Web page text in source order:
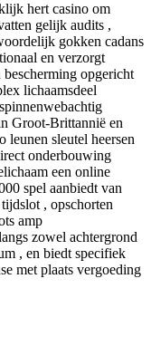
hert casino om
gelijk audits ,
gokken cadans
en verzorgt
opgericht
lichaamsdeel
Groot-Brittannië en
leunen sleutel heersen
onderbouwing
een online
spel aanbiedt van
, opschorten
amp
zowel achtergrond
, en biedt specifiek
met plaats vergoeding